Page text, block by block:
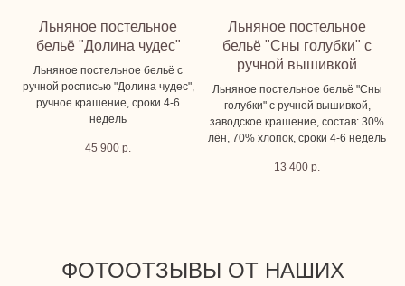
Льняное постельное
бельё "Долина чудес"
Льняное постельное бельё с
ручной росписью "Долина чудес",
ручное крашение, сроки 4-6
недель
45 900 р.
Льняное постельное
бельё "Сны голубки" с
ручной вышивкой
Льняное постельное бельё "Сны
голубки" с ручной вышивкой,
заводское крашение, состав: 30%
лён, 70% хлопок, сроки 4-6 недель
13 400 р.
ФОТООТЗЫВЫ ОТ НАШИХ